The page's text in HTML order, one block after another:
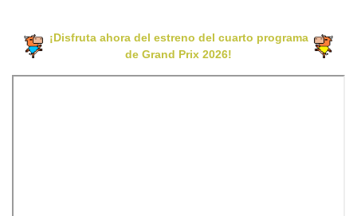
¡Disfruta ahora del estreno del cuarto programa
de Grand Prix 2026!